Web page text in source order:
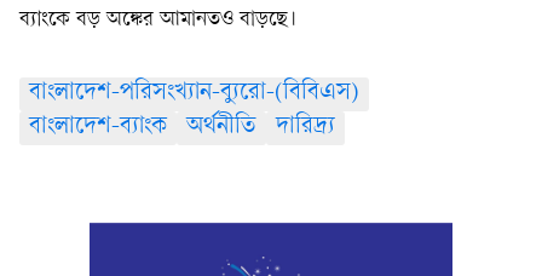
ব্যাংকে বড় অঙ্কের আমানতও বাড়ছে।
বাংলাদেশ-পরিসংখ্যান-ব্যুরো-(বিবিএস)
বাংলাদেশ-ব্যাংক
অর্থনীতি দারিদ্র্য